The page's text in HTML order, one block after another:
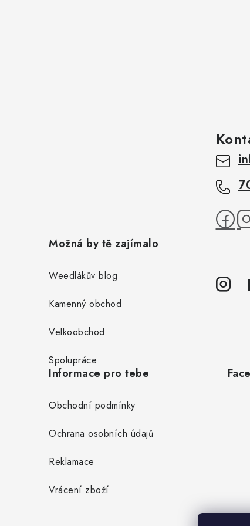
Možná by tě zajímalo
Weedlákův blog
Kamenný obchod
Velkoobchod
Spolupráce
Informace pro tebe
Obchodní podmínky
Ochrana osobních údajů
Reklamace
Vrácení zboží